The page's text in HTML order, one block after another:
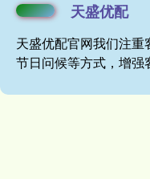
天盛优配
天盛优配官网我们注重
节日问候等方式，增强